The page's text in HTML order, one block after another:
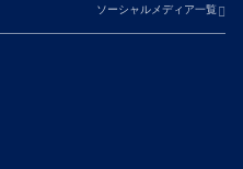
ソーシャルメディア一覧